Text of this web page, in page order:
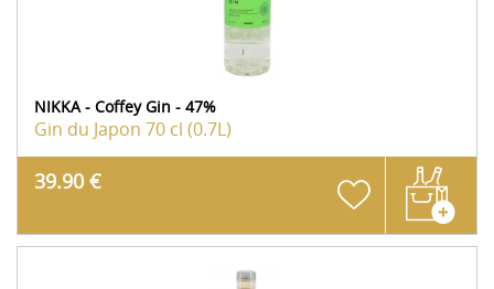
NIKKA - Coffey Gin - 47%
Gin du Japon 70 cl (0.7L)
39.90 €